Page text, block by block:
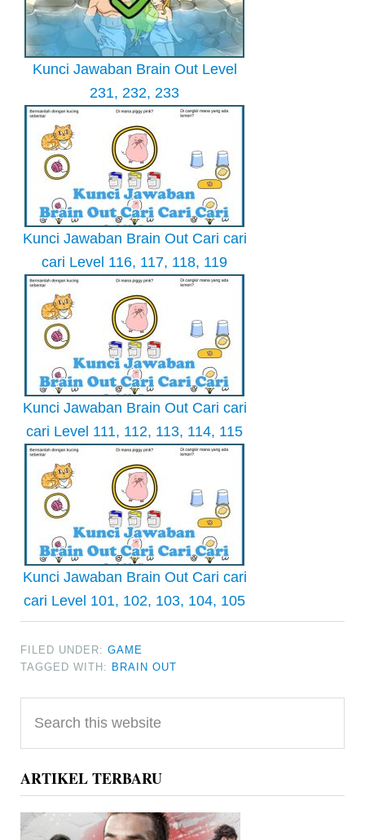
Kunci Jawaban Brain Out Level
231, 232, 233
Kunci Jawaban Brain Out Cari cari
cari Level 116, 117, 118, 119
Kunci Jawaban Brain Out Cari cari
cari Level 111, 112, 113, 114, 115
Kunci Jawaban Brain Out Cari cari
cari Level 101, 102, 103, 104, 105
FILED UNDER:GAME
TAGGED WITH: BRAIN OUT
Primary
Sidebar
this
website
ARTIKEL TERBARU